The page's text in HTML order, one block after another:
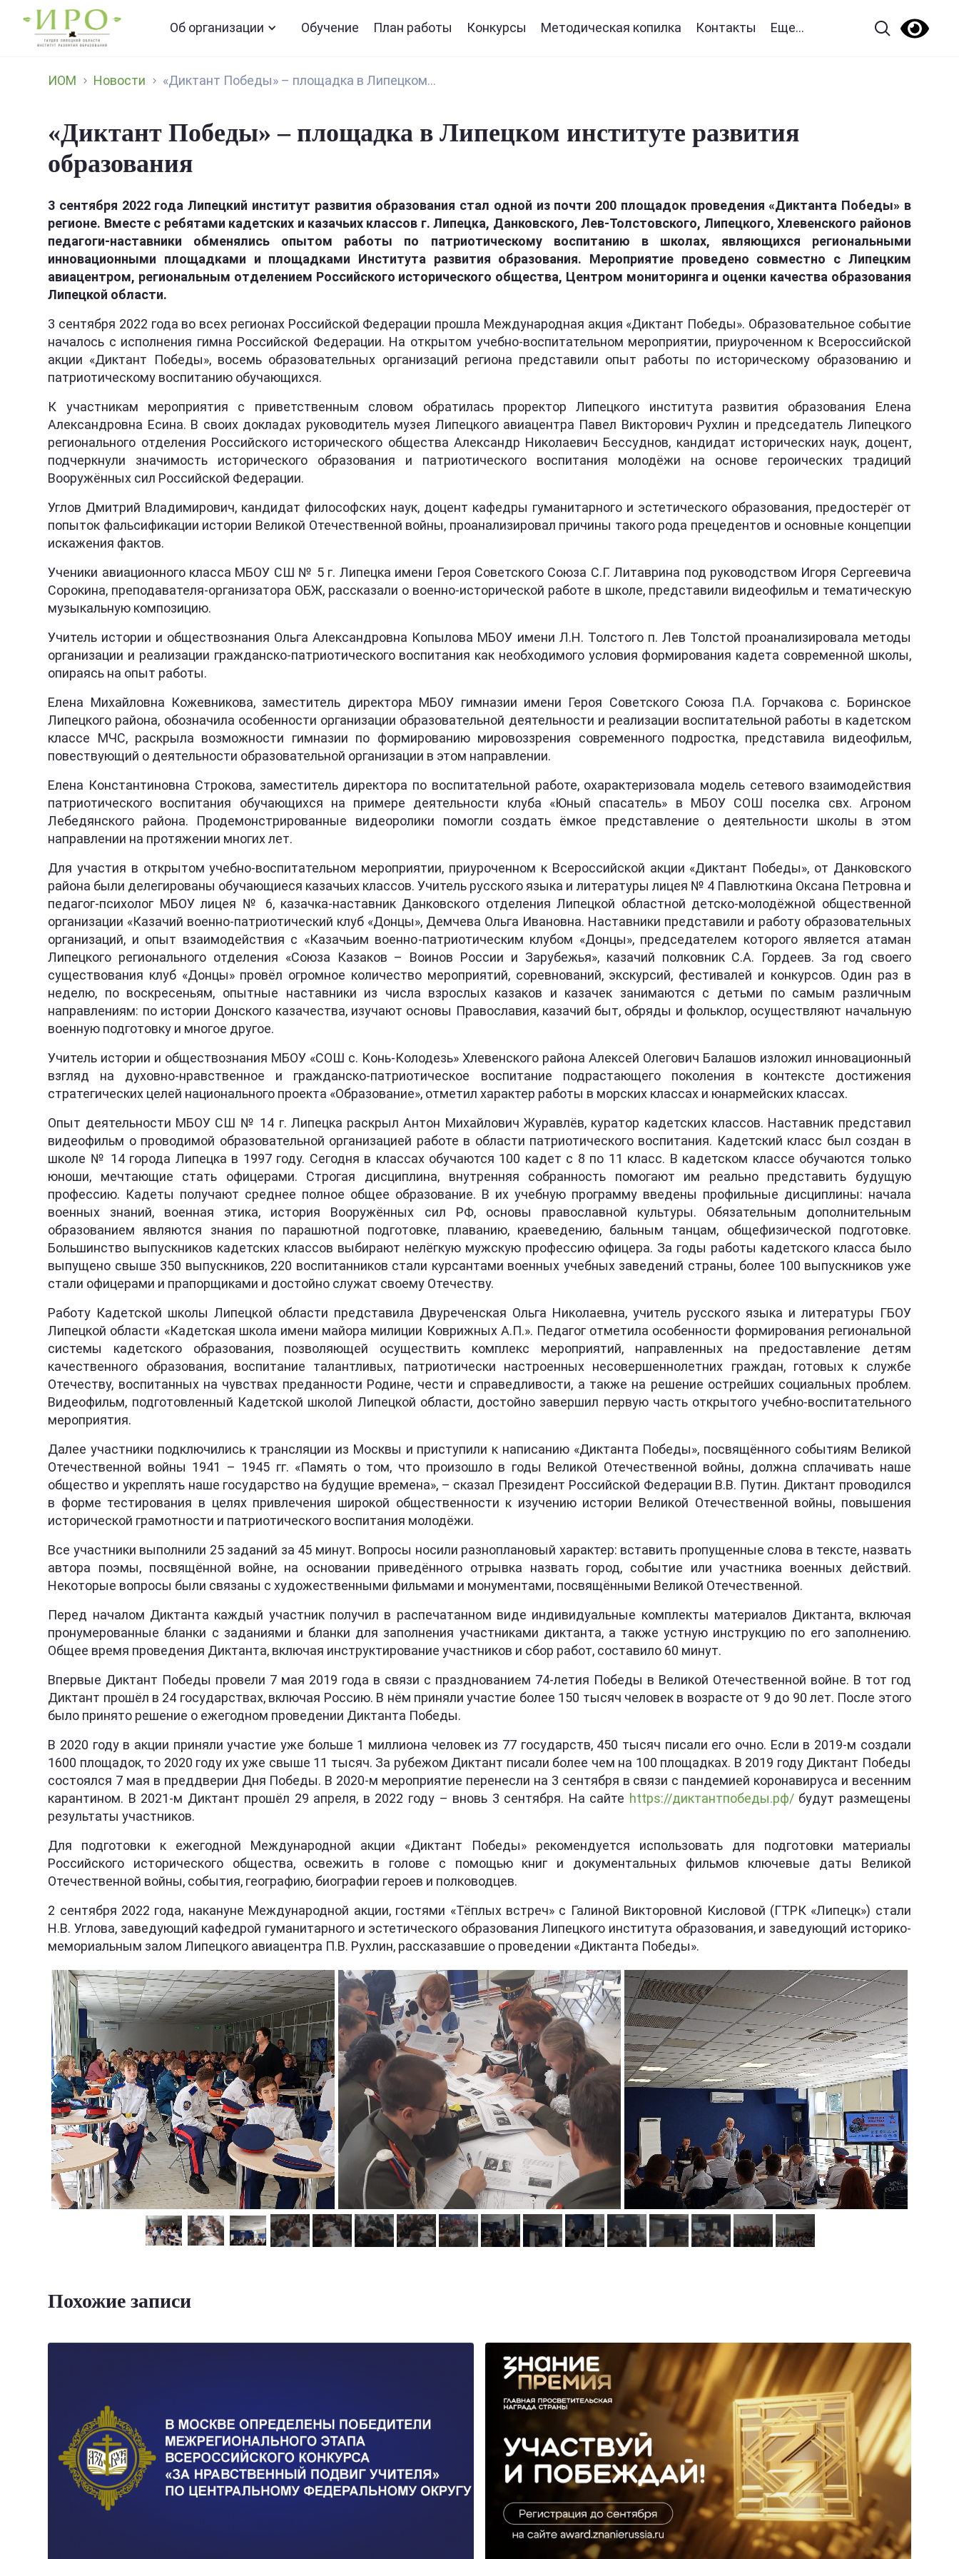
Об организации Обучение План работы Конкурсы Методическая копилка Контакты Еще...
ИОМ Новости «Диктант Победы» – площадка в Липецком...
«Диктант Победы» – площадка в Липецком институте развития
образования
3 сентября 2022 года Липецкий институт развития образования стал одной из почти 200 площадок проведения «Диктанта Победы» в
регионе. Вместе с ребятами кадетских и казачьих классов г. Липецка, Данковского, Лев-Толстовского, Липецкого, Хлевенского районов
педагоги-наставники обменялись опытом работы по патриотическому воспитанию в школах, являющихся региональными
инновационными площадками и площадками Института развития образования. Мероприятие проведено совместно с Липецким
авиацентром, региональным отделением Российского исторического общества, Центром мониторинга и оценки качества образования
Липецкой области.
3 сентября 2022 года во всех регионах Российской Федерации прошла Международная акция «Диктант Победы». Образовательное событие
началось с исполнения гимна Российской Федерации. На открытом учебно-воспитательном мероприятии, приуроченном к Всероссийской
акции «Диктант Победы», восемь образовательных организаций региона представили опыт работы по историческому образованию и
патриотическому воспитанию обучающихся.
К участникам мероприятия с приветственным словом обратилась проректор Липецкого института развития образования Елена
Александровна Есина. В своих докладах руководитель музея Липецкого авиацентра Павел Викторович Рухлин и председатель Липецкого
регионального отделения Российского исторического общества Александр Николаевич Бессуднов, кандидат исторических наук, доцент,
подчеркнули значимость исторического образования и патриотического воспитания молодёжи на основе героических традиций
Вооружённых сил Российской Федерации.
Углов Дмитрий Владимирович, кандидат философских наук, доцент кафедры гуманитарного и эстетического образования, предостерёг от
попыток фальсификации истории Великой Отечественной войны, проанализировал причины такого рода прецедентов и основные концепции
искажения фактов.
Ученики авиационного класса МБОУ СШ № 5 г. Липецка имени Героя Советского Союза С.Г. Литаврина под руководством Игоря Сергеевича
Сорокина, преподавателя-организатора ОБЖ, рассказали о военно-исторической работе в школе, представили видеофильм и тематическую
музыкальную композицию.
Учитель истории и обществознания Ольга Александровна Копылова МБОУ имени Л.Н. Толстого п. Лев Толстой проанализировала методы
организации и реализации гражданско-патриотического воспитания как необходимого условия формирования кадета современной школы,
опираясь на опыт работы.
Елена Михайловна Кожевникова, заместитель директора МБОУ гимназии имени Героя Советского Союза П.А. Горчакова с. Боринское
Липецкого района, обозначила особенности организации образовательной деятельности и реализации воспитательной работы в кадетском
классе МЧС, раскрыла возможности гимназии по формированию мировоззрения современного подростка, представила видеофильм,
повествующий о деятельности образовательной организации в этом направлении.
Елена Константиновна Строкова, заместитель директора по воспитательной работе, охарактеризовала модель сетевого взаимодействия
патриотического воспитания обучающихся на примере деятельности клуба «Юный спасатель» в МБОУ СОШ поселка свх. Агроном
Лебедянского района. Продемонстрированные видеоролики помогли создать ёмкое представление о деятельности школы в этом
направлении на протяжении многих лет.
Для участия в открытом учебно-воспитательном мероприятии, приуроченном к Всероссийской акции «Диктант Победы», от Данковского
района были делегированы обучающиеся казачьих классов. Учитель русского языка и литературы лицея № 4 Павлюткина Оксана Петровна и
педагог-психолог МБОУ лицея № 6, казачка-наставник Данковского отделения Липецкой областной детско-молодёжной общественной
организации «Казачий военно-патриотический клуб «Донцы», Демчева Ольга Ивановна. Наставники представили и работу образовательных
организаций, и опыт взаимодействия с «Казачьим военно-патриотическим клубом «Донцы», председателем которого является атаман
Липецкого регионального отделения «Союза Казаков – Воинов России и Зарубежья», казачий полковник С.А. Гордеев. За год своего
существования клуб «Донцы» провёл огромное количество мероприятий, соревнований, экскурсий, фестивалей и конкурсов. Один раз в
неделю, по воскресеньям, опытные наставники из числа взрослых казаков и казачек занимаются с детьми по самым различным
направлениям: по истории Донского казачества, изучают основы Православия, казачий быт, обряды и фольклор, осуществляют начальную
военную подготовку и многое другое.
Учитель истории и обществознания МБОУ «СОШ с. Конь-Колодезь» Хлевенского района Алексей Олегович Балашов изложил инновационный
взгляд на духовно-нравственное и гражданско-патриотическое воспитание подрастающего поколения в контексте достижения
стратегических целей национального проекта «Образование», отметил характер работы в морских классах и юнармейских классах.
Опыт деятельности МБОУ СШ № 14 г. Липецка раскрыл Антон Михайлович Журавлёв, куратор кадетских классов. Наставник представил
видеофильм о проводимой образовательной организацией работе в области патриотического воспитания. Кадетский класс был создан в
школе № 14 города Липецка в 1997 году. Сегодня в классах обучаются 100 кадет с 8 по 11 класс. В кадетском классе обучаются только
юноши, мечтающие стать офицерами. Строгая дисциплина, внутренняя собранность помогают им реально представить будущую
профессию. Кадеты получают среднее полное общее образование. В их учебную программу введены профильные дисциплины: начала
военных знаний, военная этика, история Вооружённых сил РФ, основы православной культуры. Обязательным дополнительным
образованием являются знания по парашютной подготовке, плаванию, краеведению, бальным танцам, общефизической подготовке.
Большинство выпускников кадетских классов выбирают нелёгкую мужскую профессию офицера. За годы работы кадетского класса было
выпущено свыше 350 выпускников, 220 воспитанников стали курсантами военных учебных заведений страны, более 100 выпускников уже
стали офицерами и прапорщиками и достойно служат своему Отечеству.
Работу Кадетской школы Липецкой области представила Двуреченская Ольга Николаевна, учитель русского языка и литературы ГБОУ
Липецкой области «Кадетская школа имени майора милиции Коврижных А.П.». Педагог отметила особенности формирования региональной
системы кадетского образования, позволяющей осуществить комплекс мероприятий, направленных на предоставление детям
качественного образования, воспитание талантливых, патриотически настроенных несовершеннолетних граждан, готовых к службе
Отечеству, воспитанных на чувствах преданности Родине, чести и справедливости, а также на решение острейших социальных проблем.
Видеофильм, подготовленный Кадетской школой Липецкой области, достойно завершил первую часть открытого учебно-воспитательного
мероприятия.
Далее участники подключились к трансляции из Москвы и приступили к написанию «Диктанта Победы», посвящённого событиям Великой
Отечественной войны 1941 – 1945 гг. «Память о том, что произошло в годы Великой Отечественной войны, должна сплачивать наше
общество и укреплять наше государство на будущие времена», – сказал Президент Российской Федерации В.В. Путин. Диктант проводился
в форме тестирования в целях привлечения широкой общественности к изучению истории Великой Отечественной войны, повышения
исторической грамотности и патриотического воспитания молодёжи.
Все участники выполнили 25 заданий за 45 минут. Вопросы носили разноплановый характер: вставить пропущенные слова в тексте, назвать
автора поэмы, посвящённой войне, на основании приведённого отрывка назвать город, событие или участника военных действий.
Некоторые вопросы были связаны с художественными фильмами и монументами, посвящёнными Великой Отечественной.
Перед началом Диктанта каждый участник получил в распечатанном виде индивидуальные комплекты материалов Диктанта, включая
пронумерованные бланки с заданиями и бланки для заполнения участниками диктанта, а также устную инструкцию по его заполнению.
Общее время проведения Диктанта, включая инструктирование участников и сбор работ, составило 60 минут.
Впервые Диктант Победы провели 7 мая 2019 года в связи с празднованием 74-летия Победы в Великой Отечественной войне. В тот год
Диктант прошёл в 24 государствах, включая Россию. В нём приняли участие более 150 тысяч человек в возрасте от 9 до 90 лет. После этого
было принято решение о ежегодном проведении Диктанта Победы.
В 2020 году в акции приняли участие уже больше 1 миллиона человек из 77 государств, 450 тысяч писали его очно. Если в 2019-м создали
1600 площадок, то 2020 году их уже свыше 11 тысяч. За рубежом Диктант писали более чем на 100 площадках. В 2019 году Диктант Победы
состоялся 7 мая в преддверии Дня Победы. В 2020-м мероприятие перенесли на 3 сентября в связи с пандемией коронавируса и весенним
карантином. В 2021-м Диктант прошёл 29 апреля, в 2022 году – вновь 3 сентября. На сайте https://диктантпобеды.рф/будут размещены
результаты участников.
Для подготовки к ежегодной Международной акции «Диктант Победы» рекомендуется использовать для подготовки материалы
Российского исторического общества, освежить в голове с помощью книг и документальных фильмов ключевые даты Великой
Отечественной войны, события, географию, биографии героев и полководцев.
2 сентября 2022 года, накануне Международной акции, гостями «Тёплых встреч» с Галиной Викторовной Кисловой (ГТРК «Липецк») стали
Н.В. Углова, заведующий кафедрой гуманитарного и эстетического образования Липецкого института образования, и заведующий историко-
мемориальным залом Липецкого авиацентра П.В. Рухлин, рассказавшие о проведении «Диктанта Победы».
Похожие записи